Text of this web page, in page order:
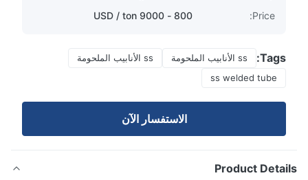
Price:
Tags: ss الأنابيب الملحومة
ss الأنابيب الملحومة
ss welded tube
الاستفسار الآن
Product